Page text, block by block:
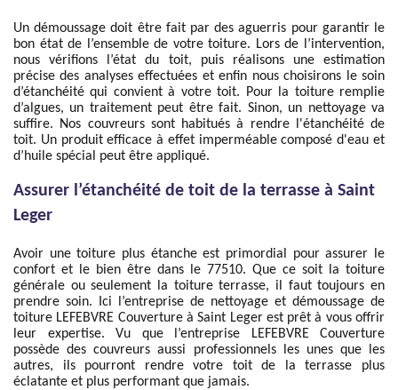
Un démoussage doit être fait par des aguerris pour garantir le
bon état de l’ensemble de votre toiture. Lors de l’intervention,
nous vérifions l’état du toit, puis réalisons une estimation
précise des analyses effectuées et enfin nous choisirons le soin
d’étanchéité qui convient à votre toit. Pour la toiture remplie
d’algues, un traitement peut être fait. Sinon, un nettoyage va
suffire. Nos couvreurs sont habitués à rendre l'étanchéité de
toit. Un produit efficace à effet imperméable composé d'eau et
d’huile spécial peut être appliqué.
Assurer l’étanchéité de toit de la terrasse à Saint
Leger
Avoir une toiture plus étanche est primordial pour assurer le
confort et le bien être dans le 77510. Que ce soit la toiture
générale ou seulement la toiture terrasse, il faut toujours en
prendre soin. Ici l’entreprise de nettoyage et démoussage de
toiture LEFEBVRE Couverture à Saint Leger est prêt à vous offrir
leur expertise. Vu que l’entreprise LEFEBVRE Couverture
possède des couvreurs aussi professionnels les unes que les
autres, ils pourront rendre votre toit de la terrasse plus
éclatante et plus performant que jamais.